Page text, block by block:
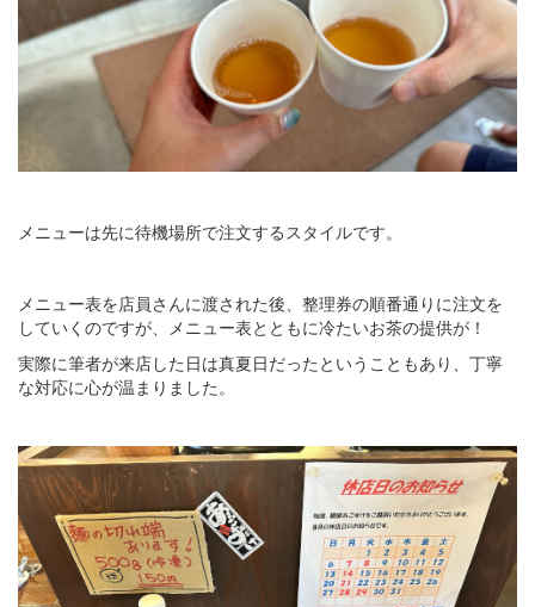
メニューは先に待機場所で注文するスタイルです。
メニュー表を店員さんに渡された後、整理券の順番通りに注文を
していくのですが、メニュー表とともに冷たいお茶の提供が！
実際に筆者が来店した日は真夏日だったということもあり、丁寧
な対応に心が温まりました。